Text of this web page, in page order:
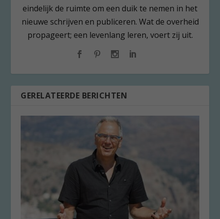
eindelijk de ruimte om een duik te nemen in het
nieuwe schrijven en publiceren. Wat de overheid
propageert; een levenlang leren, voert zij uit.
GERELATEERDE BERICHTEN